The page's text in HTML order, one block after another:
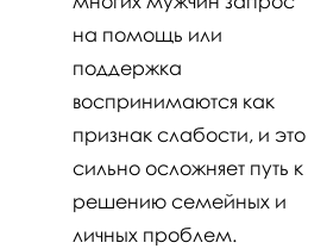
на помощь или
поддержка
воспринимаются как
признак слабости, и это
сильно осложняет путь к
решению семейных и
личных проблем.